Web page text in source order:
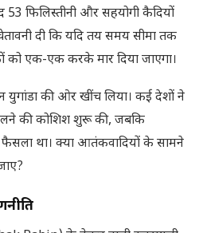
53 फिलिस्तीनी और सहयोगी कैदियों
दी कि यदि तय समय सीमा तक
को एक-एक करके मार दिया जाएगा।
युगांडा की ओर खींच लिया। कई देशों ने
की कोशिश शुरू की, जबकि
था। क्या आतंकवादियों के सामने